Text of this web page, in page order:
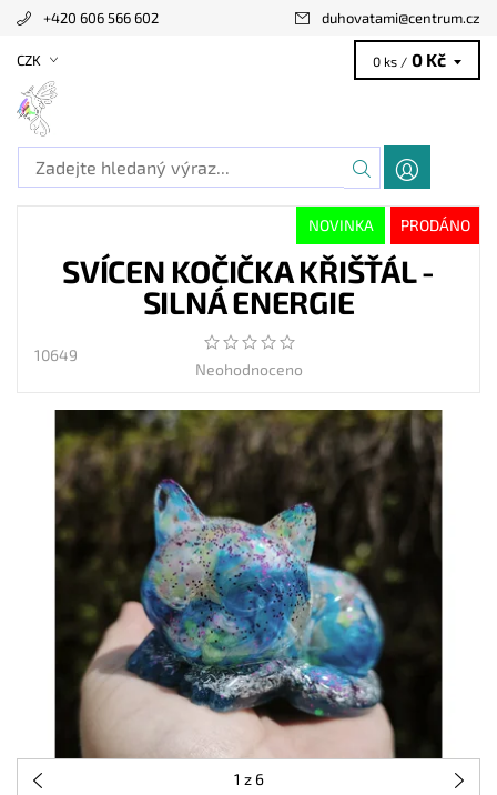
+420 606 566 602 duhovatami@centrum.cz
CZK 0 ks / 0 Kč
NOVINKA PRODÁNO
SVÍCEN KOČIČKA KŘIŠŤÁL -
SILNÁ ENERGIE
10649
Neohodnoceno
1 z 6